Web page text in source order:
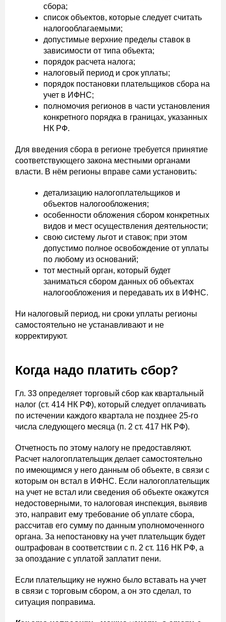
сбора;
список объектов, которые следует считать
налогооблагаемыми;
допустимые верхние пределы ставок в
зависимости от типа объекта;
порядок расчета налога;
налоговый период и срок уплаты;
порядок постановки плательщиков сбора на
учет в ИФНС;
полномочия регионов в части установления
конкретного порядка в границах, указанных
НК РФ.
Для введения сбора в регионе требуется принятие
соответствующего закона местными органами
власти. В нём регионы вправе сами установить:
детализацию налогоплательщиков и
объектов налогообложения;
особенности обложения сбором конкретных
видов и мест осуществления деятельности;
свою систему льгот и ставок; при этом
допустимо полное освобождение от уплаты
по любому из оснований;
тот местный орган, который будет
заниматься сбором данных об объектах
налогообложения и передавать их в ИФНС.
Ни налоговый период, ни сроки уплаты регионы
самостоятельно не устанавливают и не
корректируют.
Когда надо платить сбор?
Гл. 33 определяет торговый сбор как квартальный
налог (ст. 414 НК РФ), который следует оплачивать
по истечении каждого квартала не позднее 25-го
числа следующего месяца (п. 2 ст. 417 НК РФ).
Отчетность по этому налогу не предоставляют.
Расчет налогоплательщик делает самостоятельно
по имеющимся у него данным об объекте, в связи с
которым он встал в ИФНС. Если налогоплательщик
на учет не встал или сведения об объекте окажутся
недостоверными, то налоговая инспекция, выявив
это, направит ему требование об уплате сбора,
рассчитав его сумму по данным уполномоченного
органа. За непостановку на учет плательщик будет
оштрафован в соответствии с п. 2 ст. 116 НК РФ, а
за опоздание с уплатой заплатит пени.
Если плательщику не нужно было вставать на учет
в связи с торговым сбором, а он это сделал, то
ситуация поправима.